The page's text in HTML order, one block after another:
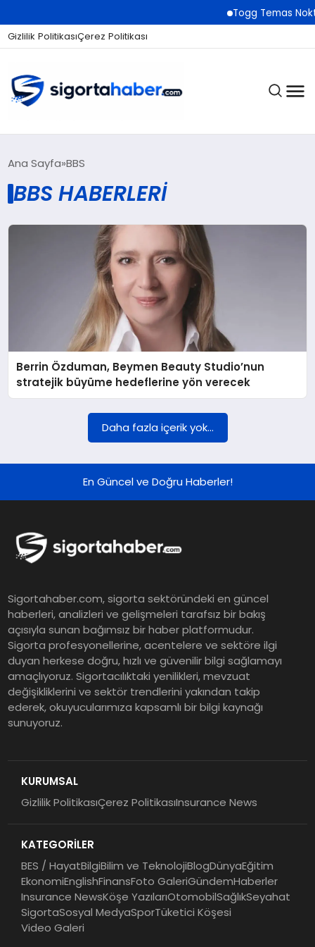
Togg Temas
Gizlilik PolitikasıÇerez Politikası
SIGORTA
BILIM VE TEKNOLOJI
Ana Sayfa BBS
BBS HABERLERI
Berrin Özduman, Beymen Beauty Studio’nun
stratejik büyüme hedeflerine yön verecek
Daha fazla içerik yok...
En Güncel ve Doğru Haberler!
Sigortahaber.com, sigorta sektöründeki en güncel
haberleri, analizleri ve gelişmeleri tarafsız bir bakış
açısıyla sunan bağımsız bir haber platformudur.
Sigorta profesyonellerine, acentelere ve sektöre ilgi
duyan herkese doğru, hızlı ve güvenilir bilgi sağlamayı
amaçlıyoruz. Sigortacılıktaki yenilikleri, mevzuat
değişikliklerini ve sektör trendlerini yakından takip
ederek, okuyucularımıza kapsamlı bir bilgi kaynağı
sunuyoruz.
KURUMSAL
Gizlilik PolitikasıÇerez PolitikasıInsurance News
KATEGORİLER
BES / HayatBilgiBilim ve TeknolojiBlogDünyaEğitim
EkonomiEnglishFinansFoto GaleriGündemHaberler
Insurance NewsKöşe YazılarıOtomobilSağlıkSeyahat
SigortaSosyal MedyaSporTüketici Köşesi
Video Galeri